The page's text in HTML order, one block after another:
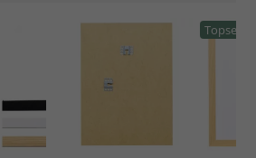
Topseller